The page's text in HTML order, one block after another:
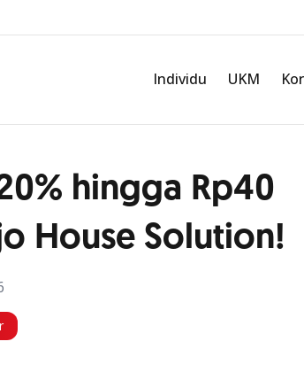
Individu UKM
hingga Rp40
House Solution!